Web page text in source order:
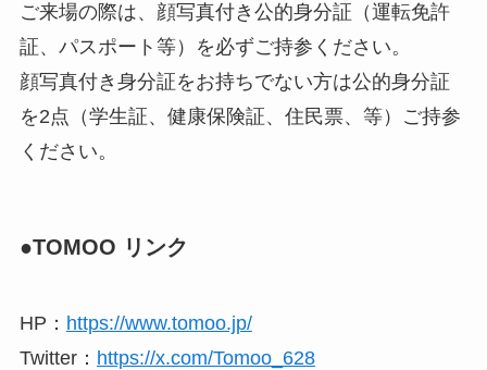
ご来場の際は、顔写真付き公的身分証（運転免許
証、パスポート等）を必ずご持参ください。
顔写真付き身分証をお持ちでない方は公的身分証
を2点（学生証、健康保険証、住⺠票、等）ご持参
ください。
●TOMOO リンク
HP： https://www.tomoo.jp/
Twitter： https://x.com/Tomoo_628